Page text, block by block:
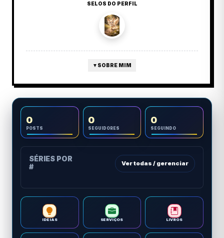
SELOS DO PERFIL
▼ SOBRE MIM
0
POSTS
0
SEGUIDORES
0
SEGUINDO
SÉRIES POR
#
Ver todas / gerenciar
IDEIAS SERVIÇOS LIVROS